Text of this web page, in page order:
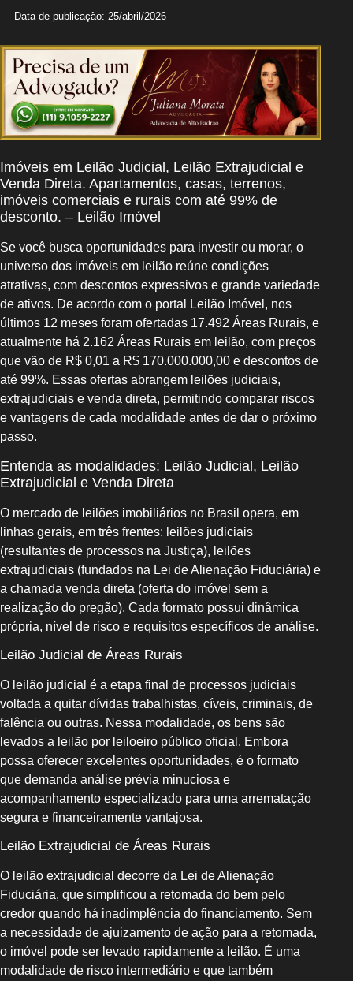
Data de publicação: 25/abril/2026
Imóveis em Leilão Judicial, Leilão Extrajudicial e
Venda Direta. Apartamentos, casas, terrenos,
imóveis comerciais e rurais com até 99% de
desconto. – Leilão Imóvel
Se você busca oportunidades para investir ou morar, o
universo dos imóveis em leilão reúne condições
atrativas, com descontos expressivos e grande variedade
de ativos. De acordo com o portal Leilão Imóvel, nos
últimos 12 meses foram ofertadas 17.492 Áreas Rurais, e
atualmente há 2.162 Áreas Rurais em leilão, com preços
que vão de R$ 0,01 a R$ 170.000.000,00 e descontos de
até 99%. Essas ofertas abrangem leilões judiciais,
extrajudiciais e venda direta, permitindo comparar riscos
e vantagens de cada modalidade antes de dar o próximo
passo.
Entenda as modalidades: Leilão Judicial, Leilão
Extrajudicial e Venda Direta
O mercado de leilões imobiliários no Brasil opera, em
linhas gerais, em três frentes: leilões judiciais
(resultantes de processos na Justiça), leilões
extrajudiciais (fundados na Lei de Alienação Fiduciária) e
a chamada venda direta (oferta do imóvel sem a
realização do pregão). Cada formato possui dinâmica
própria, nível de risco e requisitos específicos de análise.
Leilão Judicial de Áreas Rurais
O leilão judicial é a etapa final de processos judiciais
voltada a quitar dívidas trabalhistas, cíveis, criminais, de
falência ou outras. Nessa modalidade, os bens são
levados a leilão por leiloeiro público oficial. Embora
possa oferecer excelentes oportunidades, é o formato
que demanda análise prévia minuciosa e
acompanhamento especializado para uma arrematação
segura e financeiramente vantajosa.
Leilão Extrajudicial de Áreas Rurais
O leilão extrajudicial decorre da Lei de Alienação
Fiduciária, que simplificou a retomada do bem pelo
credor quando há inadimplência do financiamento. Sem
a necessidade de ajuizamento de ação para a retomada,
o imóvel pode ser levado rapidamente a leilão. É uma
modalidade de risco intermediário e que também